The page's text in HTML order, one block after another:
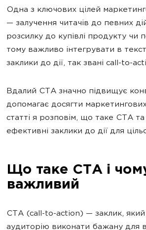
Одна з ключових цілей
— залучення читачів до певних
розсилку до купівлі продукту чи
тому важливо інтегрувати в
заклики до дії, так звані call-to-
Вдалий CTA значно підвищує
допомагає досягти
статті я розповім, що таке CTA
ефективні заклики до дії для
Що таке CTA і
важливий
CTA (call-to-action) — заклик, який
аудиторію виконати бажану для